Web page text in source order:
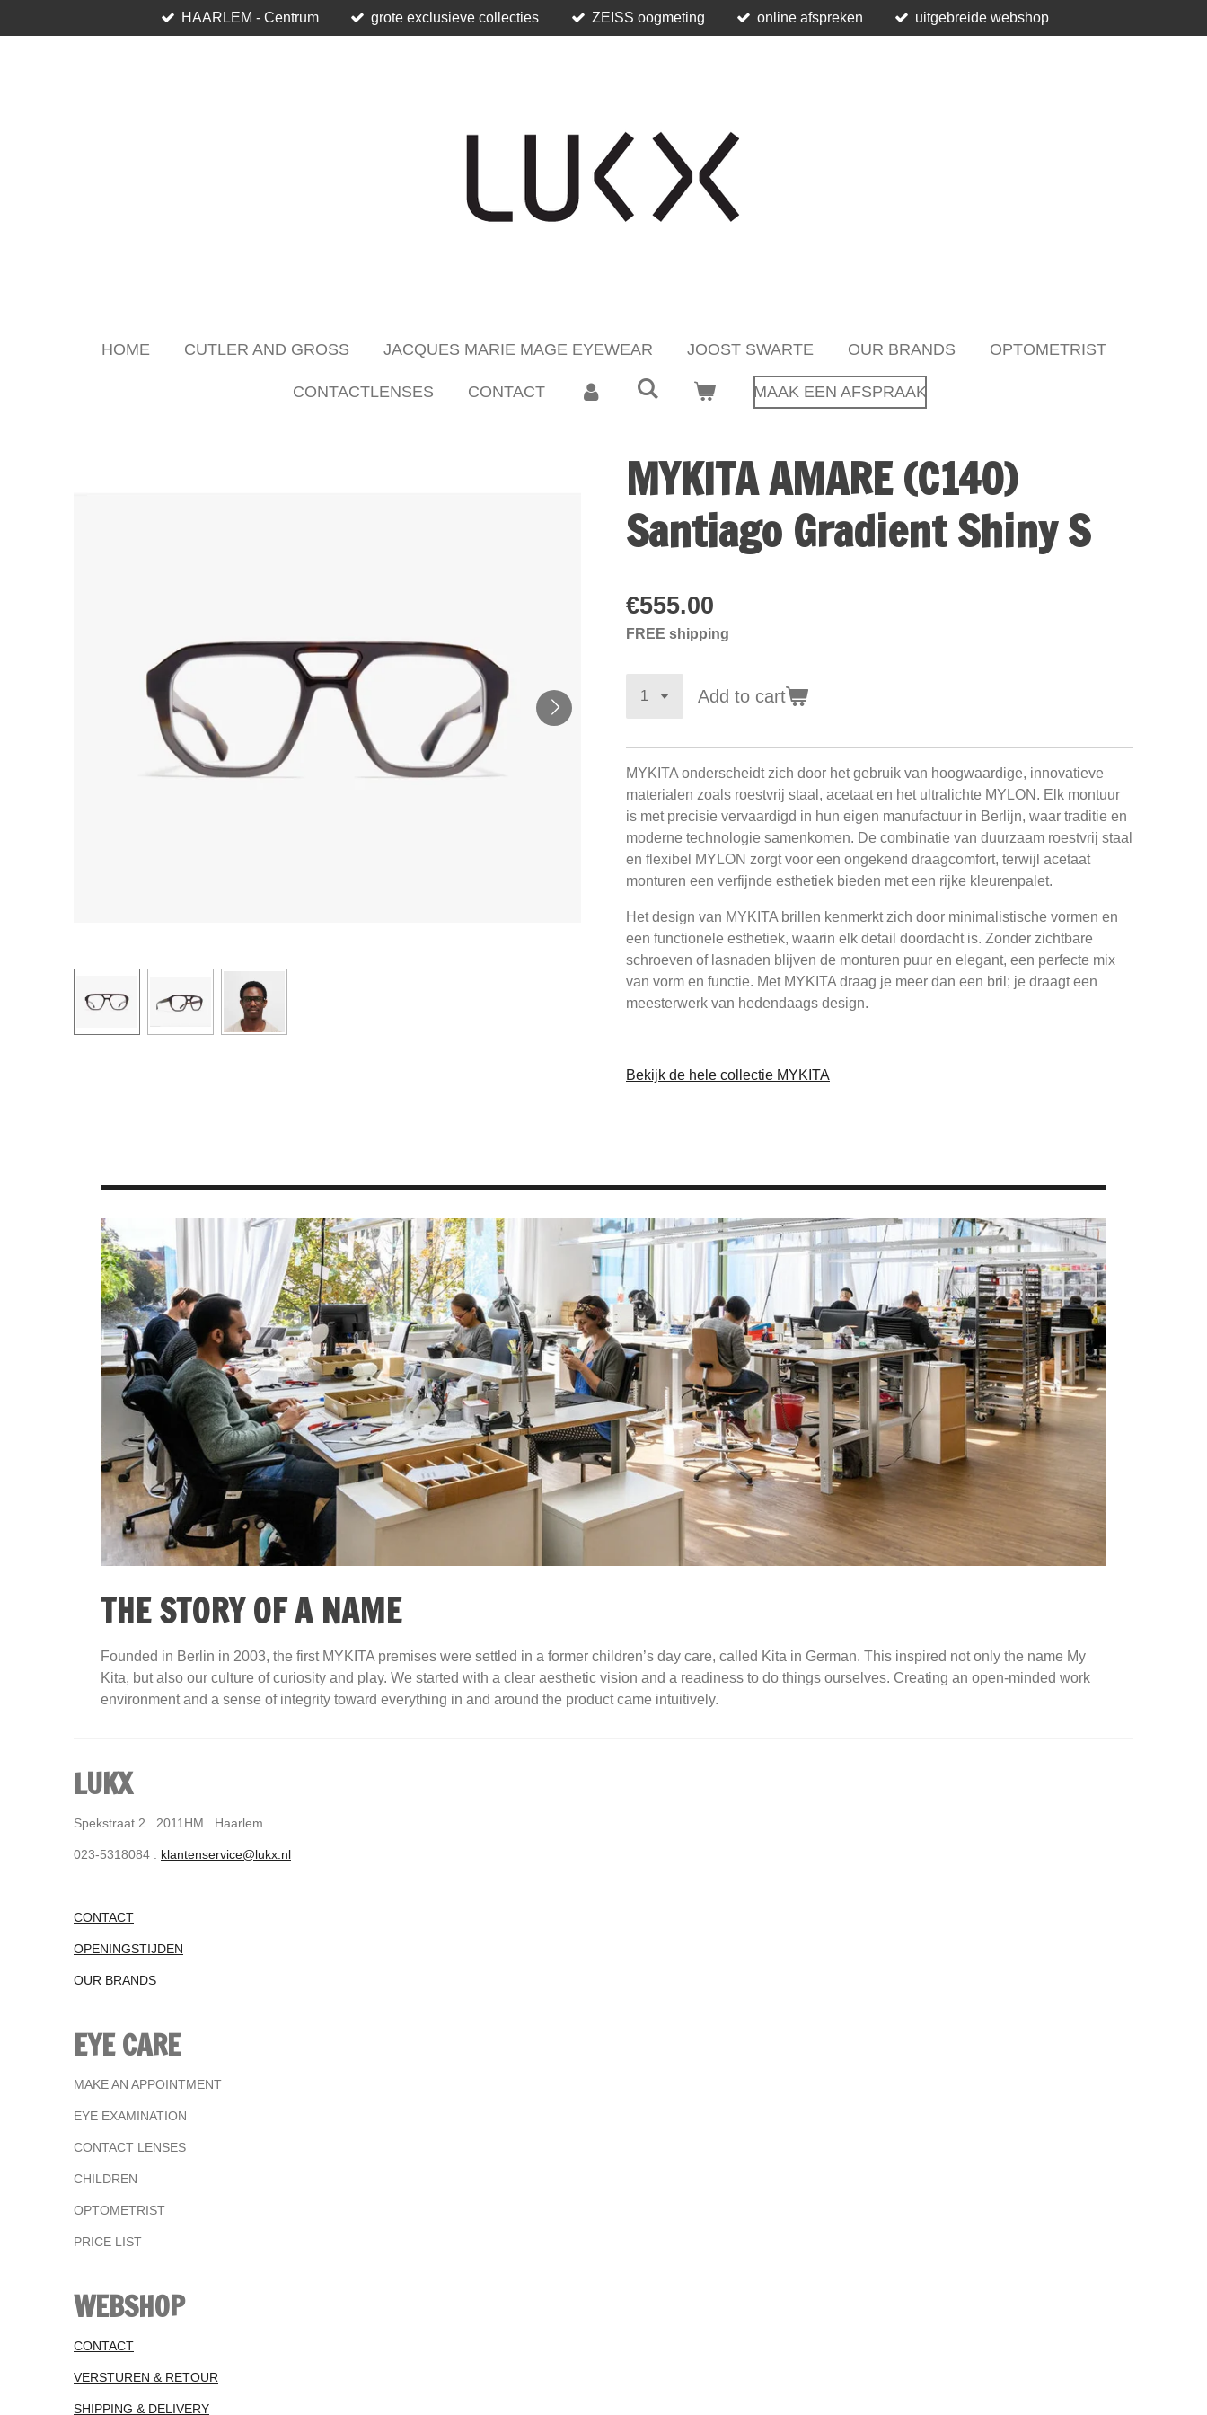
to
HAARLEM - Centrum grote exclusieve collecties ZEISS oogmeting online afspreken uitgebreide webshop
HOME CUTLER AND GROSS JACQUES MARIE MAGE EYEWEAR JOOST SWARTE OUR BRANDS OPTOMETRIST
CONTACTLENSES CONTACT MAAK EEN AFSPRAAK
MYKITA AMARE (C140)
Santiago Gradient Shiny S
€555.00
FREE shipping
Add to cart
MYKITA onderscheidt zich door het gebruik van hoogwaardige, innovatieve
materialen zoals roestvrij staal, acetaat en het ultralichte MYLON. Elk montuur
is met precisie vervaardigd in hun eigen manufactuur in Berlijn, waar traditie en
moderne technologie samenkomen. De combinatie van duurzaam roestvrij staal
en flexibel MYLON zorgt voor een ongekend draagcomfort, terwijl acetaat
monturen een verfijnde esthetiek bieden met een rijke kleurenpalet.
Het design van MYKITA brillen kenmerkt zich door minimalistische vormen en
een functionele esthetiek, waarin elk detail doordacht is. Zonder zichtbare
schroeven of lasnaden blijven de monturen puur en elegant, een perfecte mix
van vorm en functie. Met MYKITA draag je meer dan een bril; je draagt een
meesterwerk van hedendaags design.
Bekijk de hele collectie MYKITA
THE STORY OF A NAME
Founded in Berlin in 2003, the first MYKITA premises were settled in a former children’s day care, called Kita in German. This inspired not only the name My
Kita, but also our culture of curiosity and play. We started with a clear aesthetic vision and a readiness to do things ourselves. Creating an open-minded work
environment and a sense of integrity toward everything in and around the product came intuitively.
LUKX
Spekstraat 2 . 2011HM . Haarlem
023-5318084 . klantenservice@lukx.nl
CONTACT
OPENINGSTIJDEN
OUR BRANDS
EYE CARE
MAKE AN APPOINTMENT
EYE EXAMINATION
CONTACT LENSES
CHILDREN
OPTOMETRIST
PRICE LIST
WEBSHOP
CONTACT
VERSTUREN & RETOUR
SHIPPING & DELIVERY